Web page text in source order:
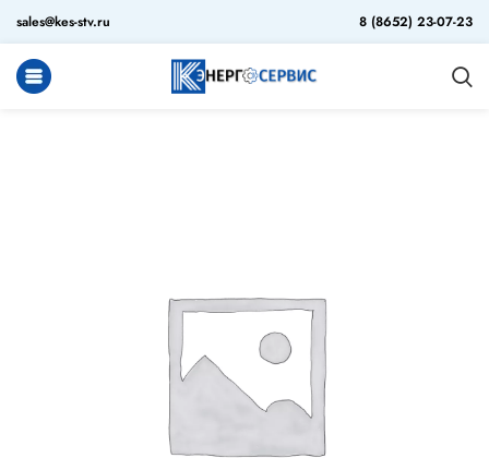
sales@kes-stv.ru 8 (8652) 23-07-23